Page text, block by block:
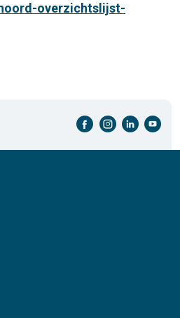
overzichtslijst-
facebook-cirkel instagram-cirkel linkedin-cirkel youtube-cirkel